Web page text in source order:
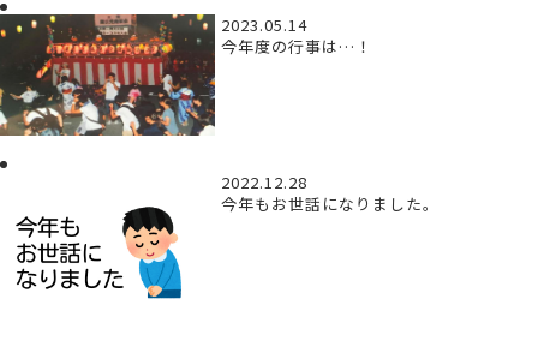
2023.05.14
今年度の行事は…！
2022.12.28
今年もお世話になりました。